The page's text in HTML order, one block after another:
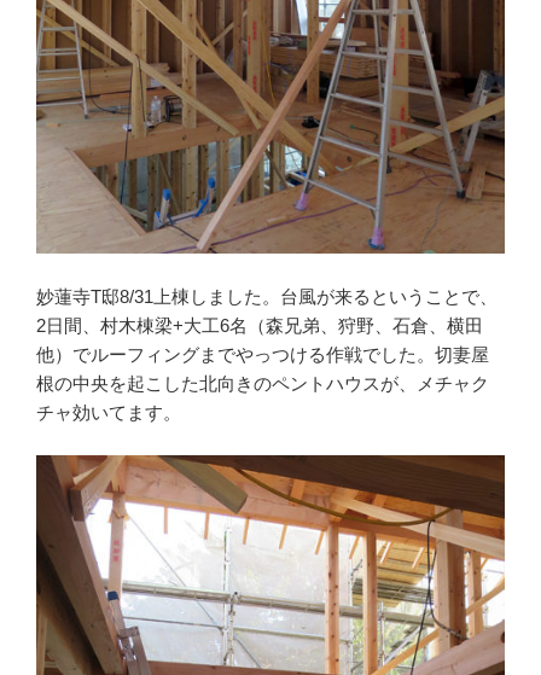
妙蓮寺T邸8/31上棟しました。台風が来るということで、
2日間、村木棟梁+大工6名（森兄弟、狩野、石倉、横田
他）でルーフィングまでやっつける作戦でした。切妻屋
根の中央を起こした北向きのペントハウスが、メチャク
チャ効いてます。